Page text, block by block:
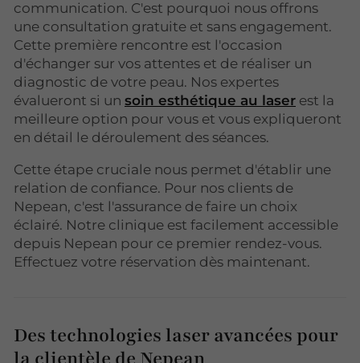
communication. C'est pourquoi nous offrons
une consultation gratuite et sans engagement.
Cette première rencontre est l'occasion
d'échanger sur vos attentes et de réaliser un
diagnostic de votre peau. Nos expertes
évalueront si un soin esthétique au laser est la
meilleure option pour vous et vous expliqueront
en détail le déroulement des séances.
Cette étape cruciale nous permet d'établir une
relation de confiance. Pour nos clients de
Nepean, c'est l'assurance de faire un choix
éclairé. Notre clinique est facilement accessible
depuis Nepean pour ce premier rendez-vous.
Effectuez votre réservation dès maintenant.
Des technologies laser avancées pour